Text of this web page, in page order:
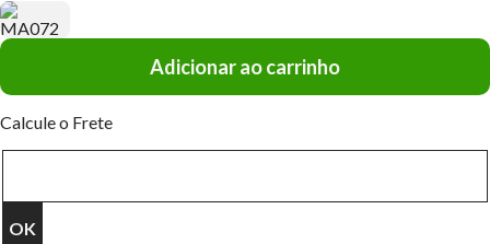
Adicionar ao carrinho
Calcule o Frete